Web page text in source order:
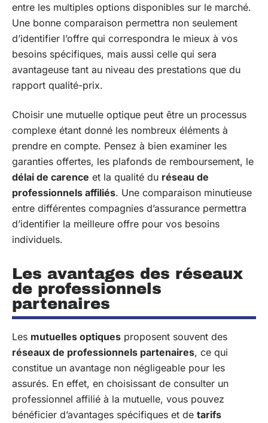
entre les multiples options disponibles sur le marché.
Une bonne comparaison permettra non seulement
d’identifier l’offre qui correspondra le mieux à vos
besoins spécifiques, mais aussi celle qui sera
avantageuse tant au niveau des prestations que du
rapport qualité-prix.
Choisir une mutuelle optique peut être un processus
complexe étant donné les nombreux éléments à
prendre en compte. Pensez à bien examiner les
garanties offertes, les plafonds de remboursement, le
délai de carence et la qualité du réseau de
professionnels affiliés. Une comparaison minutieuse
entre différentes compagnies d’assurance permettra
d’identifier la meilleure offre pour vos besoins
individuels.
Les avantages des réseaux
de professionnels
partenaires
Les mutuelles optiques proposent souvent des
réseaux de professionnels partenaires, ce qui
constitue un avantage non négligeable pour les
assurés. En effet, en choisissant de consulter un
professionnel affilié à la mutuelle, vous pouvez
bénéficier d’avantages spécifiques et de tarifs